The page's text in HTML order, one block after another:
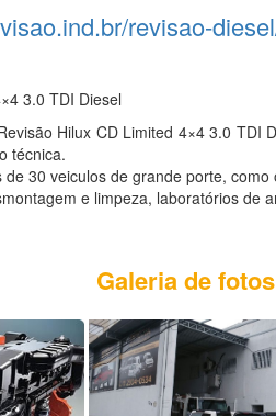
revisao-
3.0 TDI Diesel
Hilux CD Limited 4×4 3.0 TDI
técnica.
30 veiculos de grande porte,
e limpeza, laboratórios de
Galeria de